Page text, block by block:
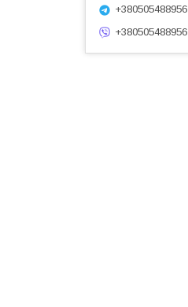
+380505488956
+380505488956